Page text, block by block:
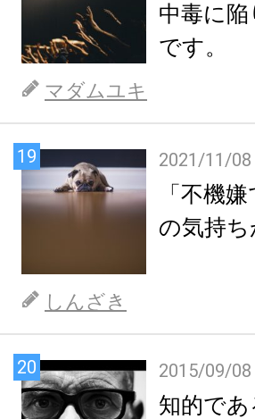
中毒に
です。
マダムユキ
19 2021/11/08
「不機
の気持
しんざき
20 2015/09/08
知的で